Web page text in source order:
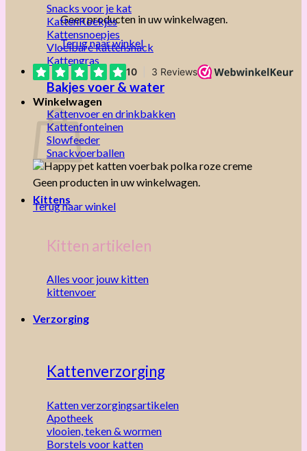
Geen producten in uw winkelwagen.
Terug naar winkel
Winkelwagen
Geen producten in uw winkelwagen.
Terug naar winkel
Snacks voor je kat
KattenKoekjes
Kattensnoepjes
Vloeibare kattensnack
Kattengras
Bakjes voer & water
Kattenvoer en drinkbakken
Kattenfonteinen
Slowfeeder
Snackvoerballen
Kittens
Kitten artikelen
Alles voor jouw kitten
kittenvoer
Verzorging
Kattenverzorging
Katten verzorgingsartikelen
Apotheek
vlooien, teken & wormen
Borstels voor katten